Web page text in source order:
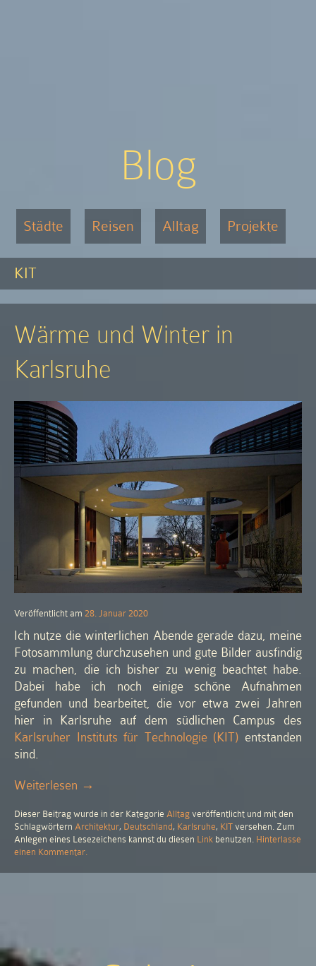
Blog
Städte Reisen Alltag Projekte
KIT
Wärme und Winter in
Karlsruhe
Veröffentlicht am 28. Januar 2020
Ich nutze die winterlichen Abende gerade dazu, meine
Fotosammlung durchzusehen und gute Bilder ausfindig
zu machen, die ich bisher zu wenig beachtet habe.
Dabei habe ich noch einige schöne Aufnahmen
gefunden und bearbeitet, die vor etwa zwei Jahren
hier in Karlsruhe auf dem südlichen Campus des
Karlsruher Instituts für Technologie (KIT) entstanden
sind.
Weiterlesen „Wärme
Winter
in
Karlsruhe“
→
Dieser Beitrag wurde in der Kategorie Alltag veröffentlicht und mit den
Schlagwörtern Architektur, Deutschland, Karlsruhe, KIT versehen. Zum
Anlegen eines Lesezeichens kannst du diesen Link benutzen. Hinterlasse
einen Kommentarzu